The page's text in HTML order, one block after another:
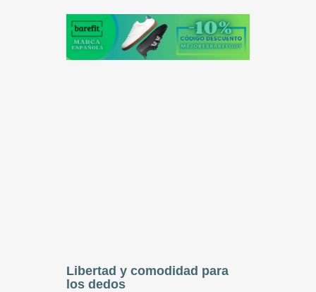
Libertad y comodidad para
los dedos